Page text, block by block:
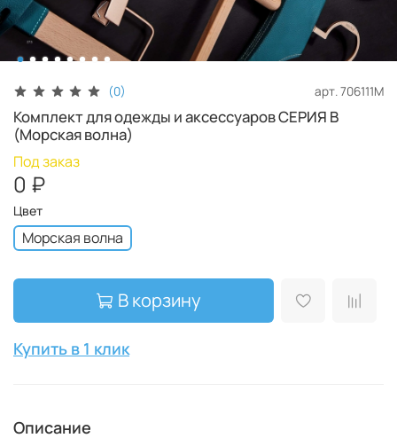
(0) арт.706111M
Комплект для одежды и аксессуаров СЕРИЯ B
(Морская волна)
Под заказ
0 ₽
Цвет
Морская волна
В корзину
Купить в 1 клик
Описание